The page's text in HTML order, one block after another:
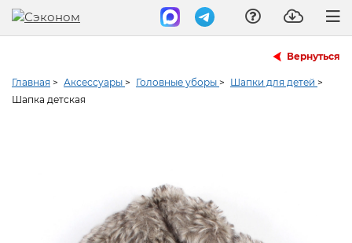
Вернуться
Главная > Аксессуары > Головные уборы > Шапки для детей >
Шапка детская